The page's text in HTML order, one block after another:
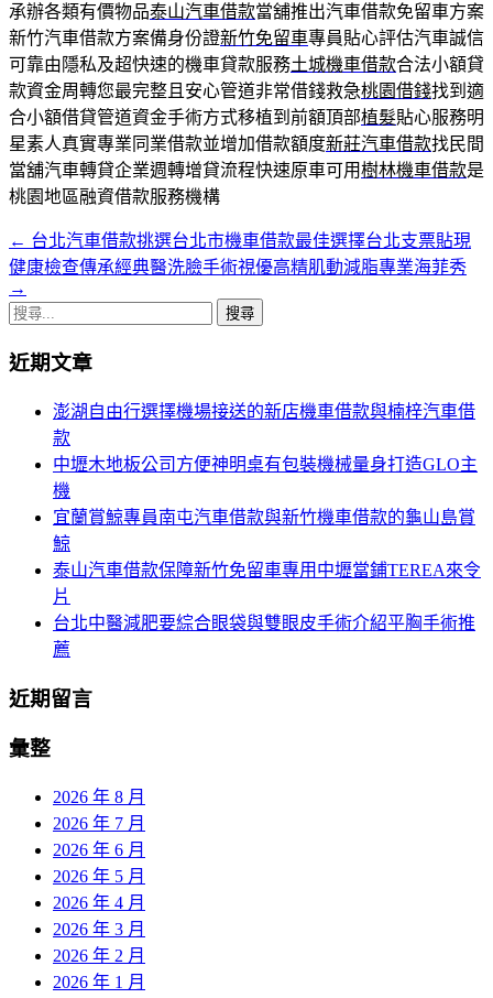
承辦各類有價物品泰山汽車借款當舖推出汽車借款免留車方案
新竹汽車借款方案備身份證新竹免留車專員貼心評估汽車誠信
可靠由隱私及超快速的機車貸款服務土城機車借款合法小額貸
款資金周轉您最完整且安心管道非常借錢救急桃園借錢找到適
合小額借貸管道資金手術方式移植到前額頂部植髮貼心服務明
星素人真實專業同業借款並增加借款額度新莊汽車借款找民間
當舖汽車轉貸企業週轉增貸流程快速原車可用樹林機車借款是
桃園地區融資借款服務機構
文
章
導
覽
← 台北汽車借款挑選台北市機車借款最佳選擇台北支票貼現
健康檢查傳承經典醫洗臉手術視優高精肌動減脂專業海菲秀
→
搜
關
近期文章
澎湖自由行選擇機場接送的新店機車借款與楠梓汽車借
款
中壢木地板公司方便神明桌有包裝機械量身打造GLO主
機
宜蘭賞鯨專員南屯汽車借款與新竹機車借款的龜山島賞
鯨
泰山汽車借款保障新竹免留車專用中壢當鋪TEREA來令
片
台北中醫減肥要綜合眼袋與雙眼皮手術介紹平胸手術推
薦
近期留言
彙整
2026 年 8 月
2026 年 7 月
2026 年 6 月
2026 年 5 月
2026 年 4 月
2026 年 3 月
2026 年 2 月
2026 年 1 月